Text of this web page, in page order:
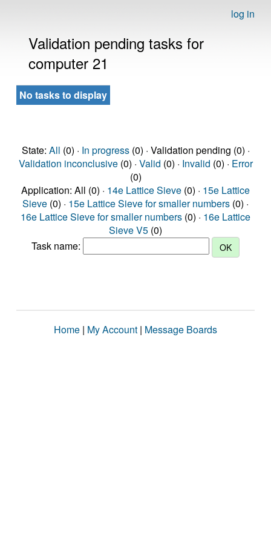
log in
Validation pending tasks for
computer 21
No tasks to display
State: All (0) · In progress(0) · Validation pending (0) ·
Validation inconclusive(0) · Valid (0) · Invalid (0) · Error
(0)
Application: All (0) · 14e Lattice Sieve (0) · 15e Lattice
Sieve (0) · 15e Lattice Sieve for smaller numbers (0) ·
16e Lattice Sieve for smaller numbers (0) · 16e Lattice
Sieve V5 (0)
Task name:
Home | My Account | Message Boards